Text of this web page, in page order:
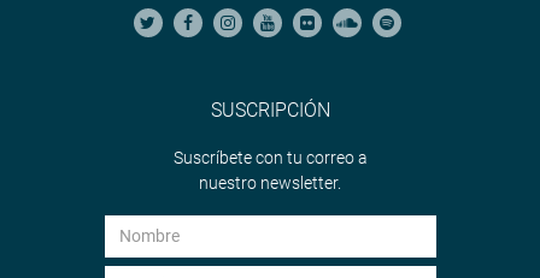
SUSCRIPCIÓN
Suscríbete con tu correo a
nuestro newsletter.